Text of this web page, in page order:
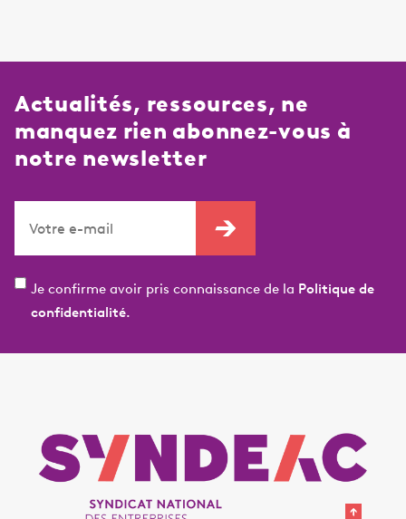
Actualités, ressources, ne
manquez rien abonnez-vous à
notre newsletter
Je confirme avoir pris connaissance de la Politique de
confidentialité.